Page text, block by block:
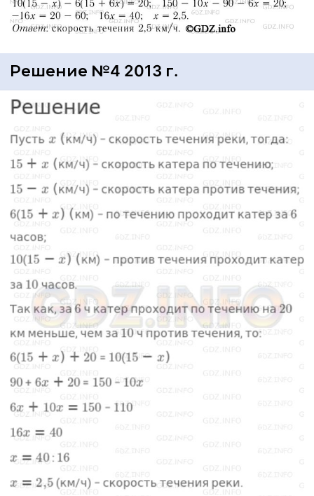
Решение №4 2013 г.